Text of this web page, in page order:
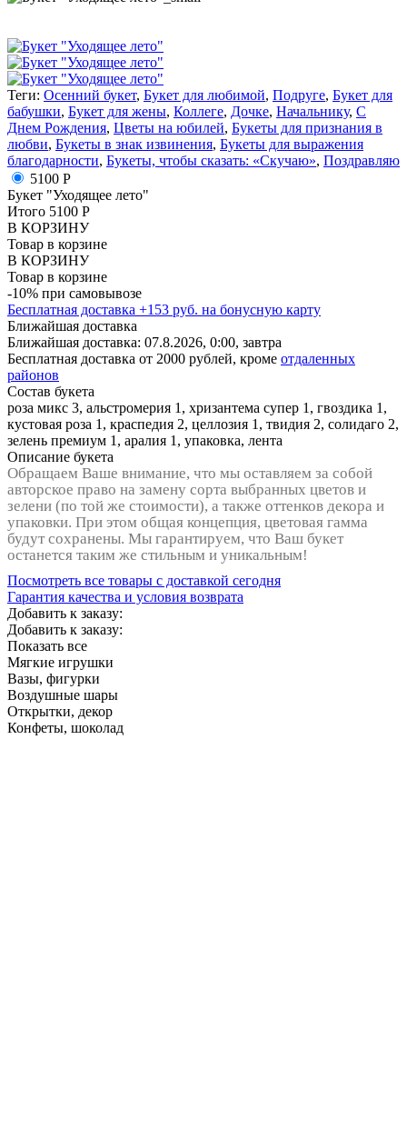
Теги: Осенний букет, Букет для любимой, Подруге, Букет для
бабушки, Букет для жены, Коллеге, Дочке, Начальнику, С
Днем Рождения, Цветы на юбилей, Букеты для признания в
любви, Букеты в знак извинения, Букеты для выражения
благодарности, Букеты, чтобы сказать: «Скучаю», Поздравляю
5100 Р
Букет "Уходящее лето"
Итого 5100 Р
В КОРЗИНУ
Товар в корзине
В КОРЗИНУ
Товар в корзине
-10% при самовывозе
Бесплатная доставка +153 руб. на бонусную карту
Ближайшая доставка
Ближайшая доставка: 07.8.2026, 0:00, завтра
Бесплатная доставка от 2000 рублей, кроме отдаленных
районов
Состав букета
роза микс 3, альстромерия 1, хризантема супер 1, гвоздика 1,
кустовая роза 1, краспедия 2, целлозия 1, твидия 2, солидаго 2,
зелень премиум 1, аралия 1, упаковка, лента
Описание букета
Обращаем Ваше внимание, что мы оставляем за собой
авторское право на замену сорта выбранных цветов и
зелени (по той же стоимости), а также оттенков декора и
упаковки. При этом общая концепция, цветовая гамма
будут сохранены. Мы гарантируем, что Ваш букет
останется таким же стильным и уникальным!
Посмотреть все товары с доставкой сегодня
Гарантия качества и условия возврата
Добавить к заказу:
Добавить к заказу:
Показать все
Мягкие игрушки
Вазы, фигурки
Воздушные шары
Открытки, декор
Конфеты, шоколад